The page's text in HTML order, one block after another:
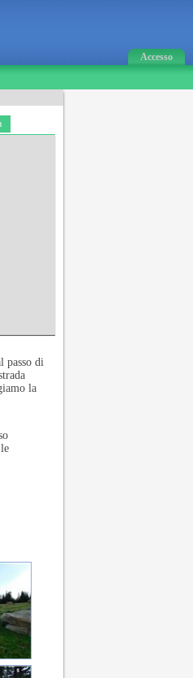
Accesso
passo di
la